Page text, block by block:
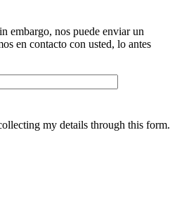
embargo, nos puede enviar un
en contacto con usted, lo antes
my details through this form.